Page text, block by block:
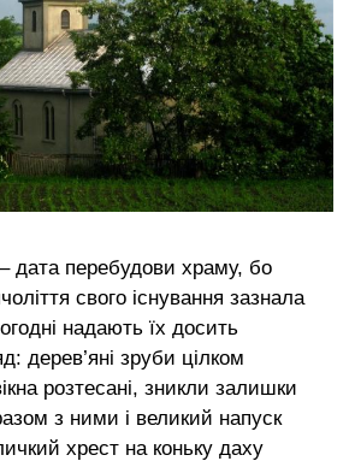
перебудови храму, бо
свого існування зазнала
надають їх досить
дерев’яні зруби цілком
розтесані, зникли залишки
з ними і великий напуск
хрест на коньку даху